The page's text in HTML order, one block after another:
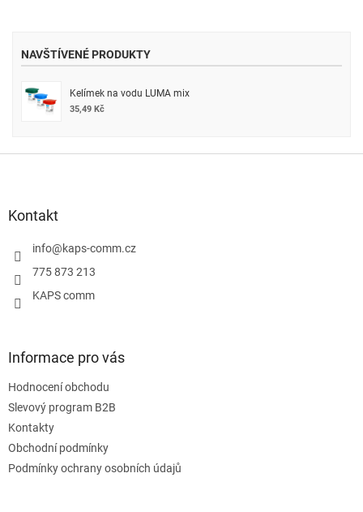
NAVŠTÍVENÉ PRODUKTY
Kelímek na vodu LUMA mix
35,49 Kč
Kontakt
info@kaps-comm.cz
775 873 213
KAPS comm
Informace pro vás
Hodnocení obchodu
Slevový program B2B
Kontakty
Obchodní podmínky
Podmínky ochrany osobních údajů